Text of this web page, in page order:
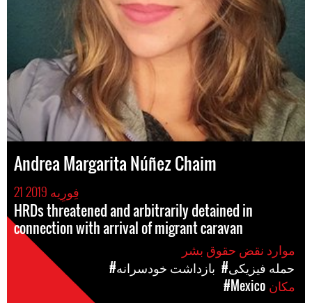
Andrea Margarita Núñez Chaim
21 فِورِیه 2019
HRDs threatened and arbitrarily detained in
connection with arrival of migrant caravan
#بازداشت خودسرانه
#حمله فیزیکی
#Mexico